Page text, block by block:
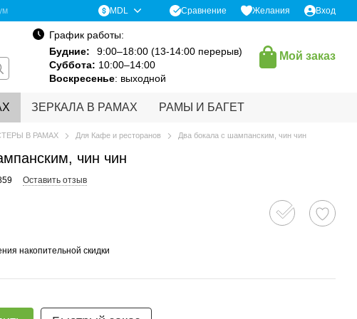
MDL Сравнение Желания Вход
График работы:
Будние:
9:00–18:00 (13-14:00 перерыв)
Суббота: 10:00–14:00
Воскресенье: выходной
Мой заказ
ЗЕРКАЛА В РАМАХ РАМЫ И БАГЕТ
В РАМАХ Для Кафе и ресторанов Два бокала с шампанским, чин чин
чин чин
Оставить отзыв
накопительной скидки